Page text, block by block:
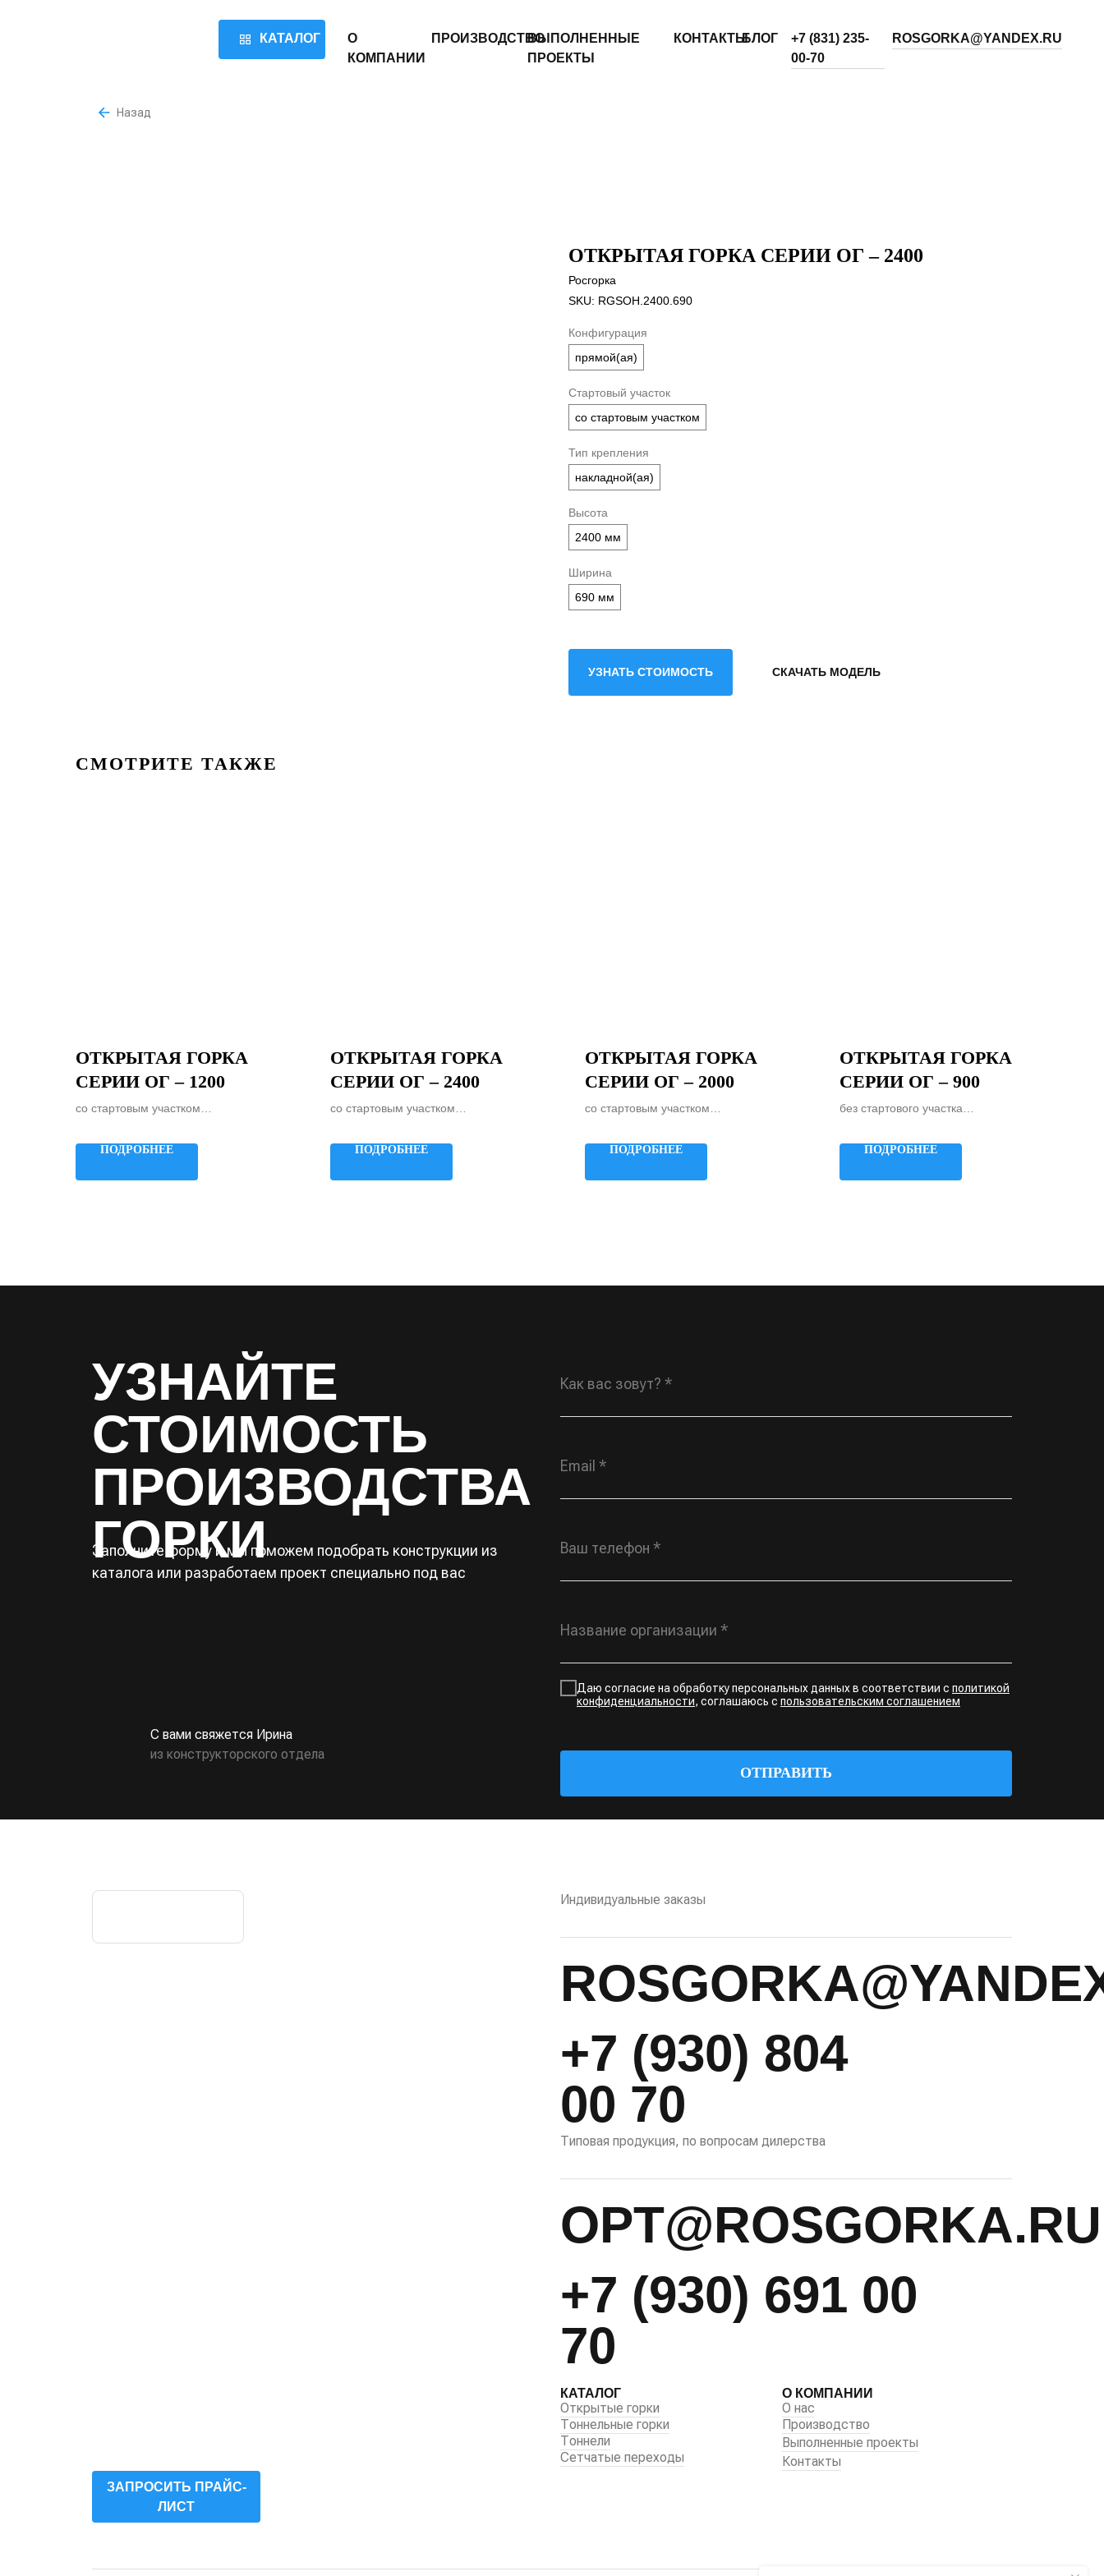
О
КОМПАНИИ
КАТАЛОГ ПРОИЗВОДСТВОВЫПОЛНЕННЫЕ
ПРОЕКТЫ
БЛОГ
КОНТАКТЫ ROSGORKA@YANDEX.RU
+7 (831) 235-
00-70
Назад
ОТКРЫТАЯ ГОРКА СЕРИИ ОГ – 2400
Росгорка
SKU: RGSOH.2400.690
Конфигурация
прямой(ая)
Стартовый участок
со стартовым участком
Тип крепления
накладной(ая)
Высота
2400 мм
Ширина
690 мм
УЗНАТЬ СТОИМОСТЬ СКАЧАТЬ МОДЕЛЬ
СМОТРИТЕ ТАКЖЕ
ОТКРЫТАЯ ГОРКА
СЕРИИ ОГ – 1200
со стартовым участком
Высота: 1200 мм
Ширина: 1500 мм
ПОДРОБНЕЕ
ОТКРЫТАЯ ГОРКА
СЕРИИ ОГ – 2400
со стартовым участком
Высота: 2400 мм
Ширина: 1000 мм
ПОДРОБНЕЕ
ОТКРЫТАЯ ГОРКА
СЕРИИ ОГ – 2000
со стартовым участком
Высота: 2000 мм
Ширина: 1000 мм
ПОДРОБНЕЕ
ОТКРЫТАЯ ГОРКА
СЕРИИ ОГ – 900
без стартового участка
Высота: 900 мм
Ширина: 1000 мм
ПОДРОБНЕЕ
С вами свяжется Ирина
из конструкторского отдела
УЗНАЙТЕ
СТОИМОСТЬ
ПРОИЗВОДСТВА
ГОРКИ
Заполните форму и мы поможем подобрать конструкции из
каталога или разработаем проект специально под вас
Как вас зовут? *
Email *
Ваш телефон *
Название организации *
Даю согласие на обработку персональных данных в соответствии с политикой
конфиденциальности, соглашаюсь с пользовательским соглашением
ОТПРАВИТЬ
Типовая продукция, по вопросам дилерства
+7 (930) 691 00
70
OPT@ROSGORKA.RU
КАТАЛОГ
Открытые горки
Тоннельные горки
Тоннели
Сетчатые переходы
О КОМПАНИИ
О нас
Производство
Выполненные проекты
Контакты
ЗАПРОСИТЬ ПРАЙС-
ЛИСТ
Индивидуальные заказы
+7 (930) 804
00 70